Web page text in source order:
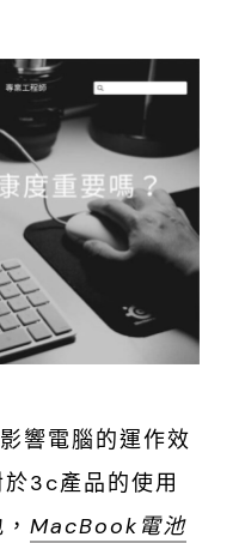
響電腦的運作效
3c產品的使用
MacBook電池